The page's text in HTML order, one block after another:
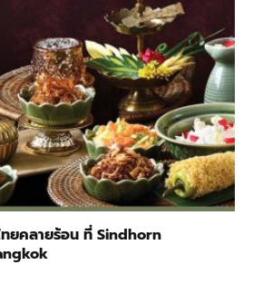
ยคลายร้อน ที่ Sindhorn